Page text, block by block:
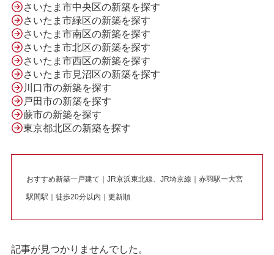
さいたま市中央区の新築を探す
さいたま市緑区の新築を探す
さいたま市南区の新築を探す
さいたま市北区の新築を探す
さいたま市西区の新築を探す
さいたま市見沼区の新築を探す
川口市の新築を探す
戸田市の新築を探す
蕨市の新築を探す
東京都北区の新築を探す
おすすめ新築一戸建て｜JR京浜東北線、JR埼京線｜赤羽駅ー大宮
駅間駅｜徒歩20分以内｜更新順
記事が見つかりませんでした。